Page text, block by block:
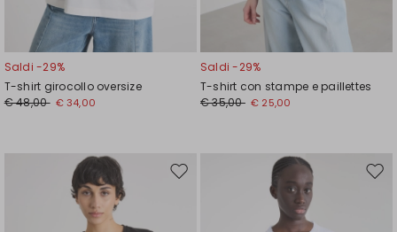
Saldi -29%
T-shirt girocollo oversize
€ 48,00 € 34,00
Saldi -29%
T-shirt con stampe e paillettes
€ 35,00 € 25,00
Sposta